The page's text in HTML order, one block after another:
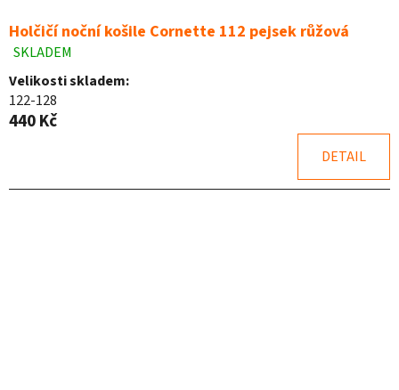
Holčičí noční košile Cornette 112 pejsek růžová
Průměrné
hodnocení
produktu
je
5,0
hvězdiček.
SKLADEM
Velikosti skladem:
122-128
440 Kč
DETAIL